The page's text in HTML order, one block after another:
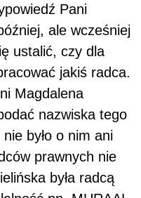
Pani
ale wcześniej
ustalić, czy dla
jakiś radca.
Magdalena
nazwiska tego
było o nim ani
prawnych nie
była radcą